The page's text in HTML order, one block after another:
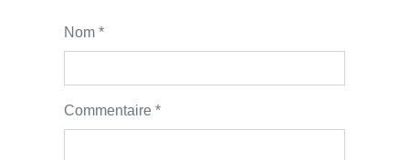
Nom *
Commentaire *